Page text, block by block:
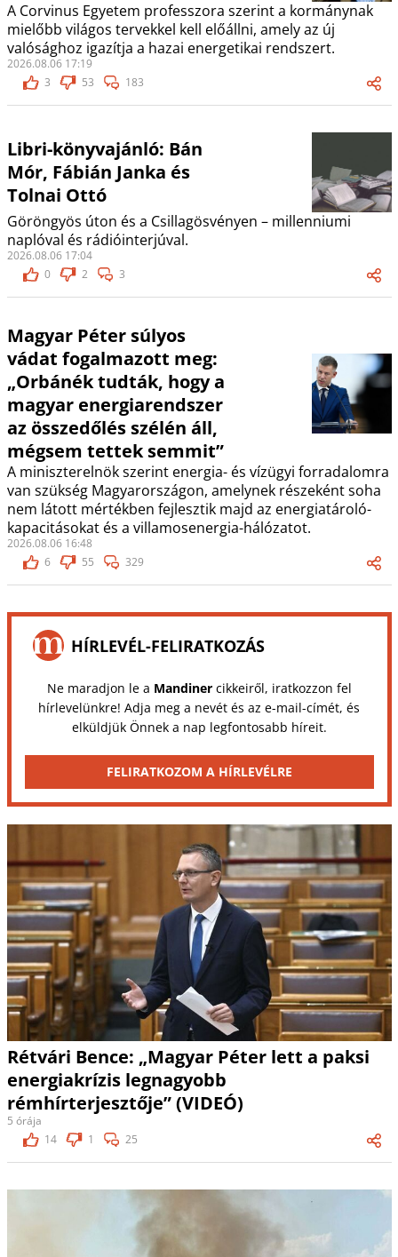
A Corvinus Egyetem professzora szerint a kormánynak
mielőbb világos tervekkel kell előállni, amely az új
valósághoz igazítja a hazai energetikai rendszert.
2026.08.06 17:19
3
53 183
Libri-könyvajánló: Bán
Mór, Fábián Janka és
Tolnai Ottó
Göröngyös úton és a Csillagösvényen – millenniumi
naplóval és rádióinterjúval.
2026.08.06 17:04
0
2 3
Magyar Péter súlyos
vádat fogalmazott meg:
„Orbánék tudták, hogy a
magyar energiarendszer
az összedőlés szélén áll,
mégsem tettek semmit”
A miniszterelnök szerint energia- és vízügyi forradalomra
van szükség Magyarországon, amelynek részeként soha
nem látott mértékben fejlesztik majd az energiatároló-
kapacitásokat és a villamosenergia-hálózatot.
2026.08.06 16:48
6
55 329
HÍRLEVÉL-FELIRATKOZÁS
Ne maradjon le a Mandinercikkeiről, iratkozzon fel
hírlevelünkre! Adja meg a nevét és az e-mail-címét, és
elküldjük Önnek a nap legfontosabb híreit.
FELIRATKOZOM A HÍRLEVÉLRE
Rétvári Bence: „Magyar Péter lett a paksi
energiakrízis legnagyobb
rémhírterjesztője” (VIDEÓ)
5 órája
14
1 25